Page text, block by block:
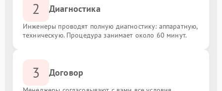
2 Диагностика
Инженеры проводят полную диагностику: аппаратную,
техническую. Процедура занимает около 60 минут.
3 Договор